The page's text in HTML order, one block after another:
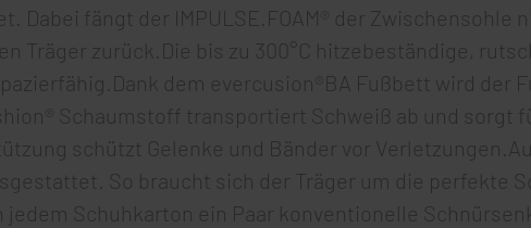
Dabei fängt der IMPULSE.FOAM® der
Träger zurück.Die bis zu 300°C hitzebeständige,
dem evercusion®BA Fußbett wird der
Schaumstoff transportiert Schweiß ab und sorgt
schützt Gelenke und Bänder vor
So braucht sich der Träger um die perfekte
Schuhkarton ein Paar konventionelle